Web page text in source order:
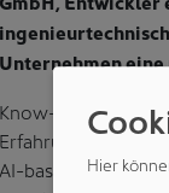
Unternehmen
Know-how im
Erfahrung und der
AI-basiertenHier